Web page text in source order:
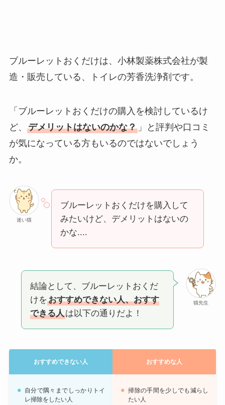
ブルーレットおくだけは、小林製薬株式会社が製
造・販売している、トイレの芳香洗浄剤です。
「ブルーレットおくだけの購入を検討しているけ
ど、 デメリットはないのかな？」と評判や口コミ
が気になっている方もいるのではないでしょう
か。
迷い猫
ブルーレットおくだけを購入して
みたいけど、デメリットはないの
かな....
猫先生
結論として、ブルーレットおくだ
けをおすすめできない人、おすす
できる人は以下の通りだよ！
おすすめできない人 おすすめな人
自分で隅々までしっかりトイ
レ掃除をしたい人
掃除の手間を少しでも減らし
たい人